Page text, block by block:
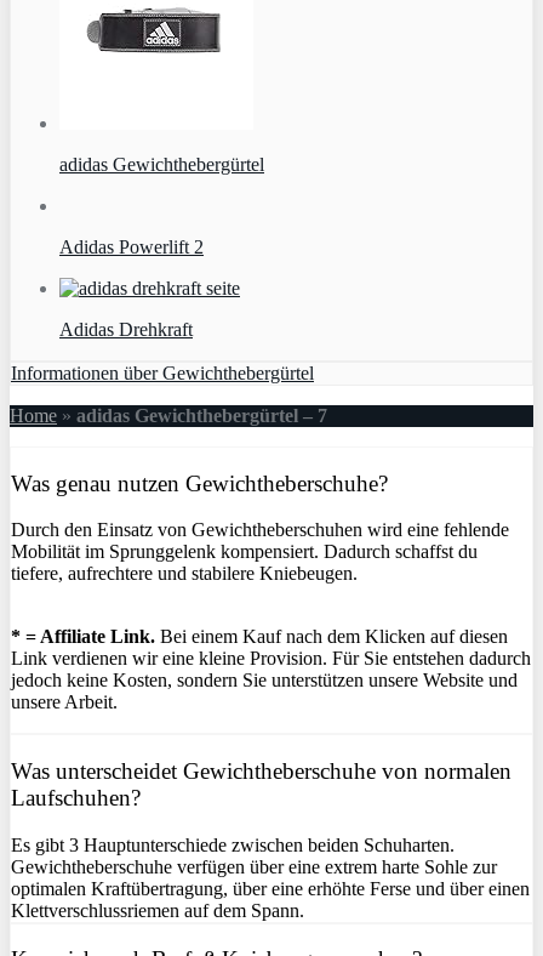
adidas Gewichthebergürtel
Adidas Powerlift 2
Adidas Drehkraft
Informationen über Gewichthebergürtel
Home » adidas Gewichthebergürtel – 7
Was genau nutzen Gewichtheberschuhe?
Durch den Einsatz von Gewichtheberschuhen wird eine fehlende
Mobilität im Sprunggelenk kompensiert. Dadurch schaffst du
tiefere, aufrechtere und stabilere Kniebeugen.
* = Affiliate Link. Bei einem Kauf nach dem Klicken auf diesen
Link verdienen wir eine kleine Provision. Für Sie entstehen dadurch
jedoch keine Kosten, sondern Sie unterstützen unsere Website und
unsere Arbeit.
Was unterscheidet Gewichtheberschuhe von normalen
Laufschuhen?
Es gibt 3 Hauptunterschiede zwischen beiden Schuharten.
Gewichtheberschuhe verfügen über eine extrem harte Sohle zur
optimalen Kraftübertragung, über eine erhöhte Ferse und über einen
Klettverschlussriemen auf dem Spann.